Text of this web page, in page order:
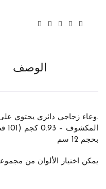
الوصف
.وعاء زجاجي دائري يحتوي
بحجم 12 سم
يمكن اختيار الألوان من